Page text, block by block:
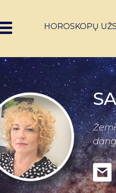
HOROSKOPŲ